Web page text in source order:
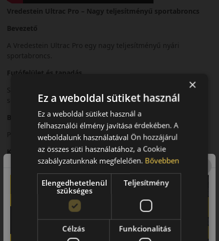
Vredestein Ultrac Pro – Nagy teljesítményű sportabroncs
Bevezető
A Vredestein Ultrac Pro egy nagy teljesítményű nyári
sportabroncs.
Futófelület és tapadás
Sportos futófelületi mintázata kiváló tapadást biztosít nagy
sebességnél.
Biztonsági jellemzők
Precíz irányíthatóság és stabil kanyarvétel.
Komfort és zajszint
Sportos karakter mellett is kiegyensúlyozott komfort.
Felhasználási ajánlás
Sportos személyautókhoz és prémium járművekhez.
Összegzés
Az Ultrac Pro a sportos vezetéshez készült modern abroncs.
×
Ez a weboldal sütiket használ
Ez a weboldal sütiket használ a
felhasználói élmény javítása érdekében. A
weboldalunk használatával Ön hozzájárul
az összes süti használatához, a Cookie
szabályzatunknak megfelelően. Bővebben
Elengedhetetlenül
szükséges
Teljesítmény
Célzás Funkcionalitás